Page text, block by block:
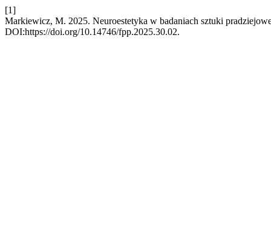
[1]
Markiewicz, M. 2025. Neuroestetyka w badaniach sztuki
DOI:https://doi.org/10.14746/fpp.2025.30.02.